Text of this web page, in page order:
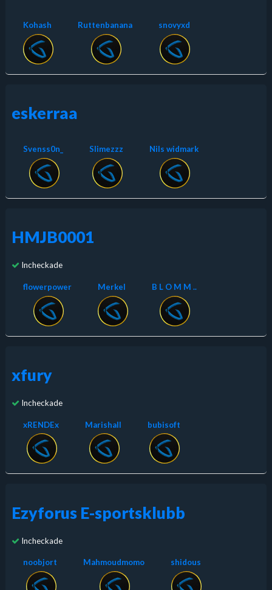
Kohash Ruttenbanana snovyxd
eskerraa
Svenss0n_ Slimezzz Nils widmark
HMJB0001
Incheckade
flowerpower Merkel B L O M M ..
xfury
Incheckade
xRENDEx Marishall bubisoft
Ezyforus E-sportsklubb
Incheckade
noobjort Mahmoudmomo shidous